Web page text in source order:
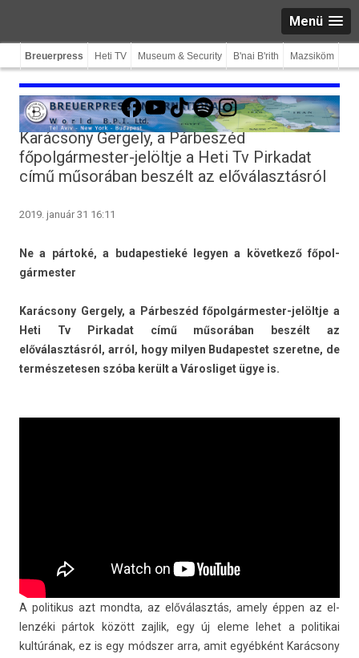
Menü
Breuerpress Heti TV Museum & Security B'nai B'rith Mazsiköm
Facebook
YouTube
TikTokSpotifyInstagram
Karácsony Gergely, a Párbeszéd
főpolgármester-jelöltje a Heti Tv Pirkadat
című műsorában beszélt az előválasztásról
2019. január 31 16:11
Ne a pártoké, a budapes­tieké legy­en a követ­kező főpol­
gármest­er
Karácsony Ger­ge­ly, a Párbeszéd főpolgármester-jelöltje a
Heti Tv Pir­kadat című műsorában beszélt az
előválasztásról, arról, hogy mily­en Budapes­tet szeret­ne, de
ter­mészetes­en szóba került a Város­liget ügye is.
A politikus azt mondta, az előválasztás, amely éppen az el­
lenzéki pártok között zaj­lik, egy új eleme lehet a politikai
kultúrának, ez is egy módszer arra, amit egyébként Karácsony